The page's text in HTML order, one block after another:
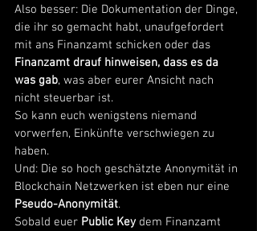
Also besser: Die Dokumentation der Dinge,
die ihr so gemacht habt, unaufgefordert
mit ans Finanzamt schicken oder das
Finanzamt drauf hinweisen, dass es da
was gab, was aber eurer Ansicht nach
nicht steuerbar ist.
So kann euch wenigstens niemand
vorwerfen, Einkünfte verschwiegen zu
haben.
Und: Die so hoch geschätzte Anonymität in
Blockchain Netzwerken ist eben nur eine
Pseudo-Anonymität.
Sobald euer Public Key dem Finanzamt